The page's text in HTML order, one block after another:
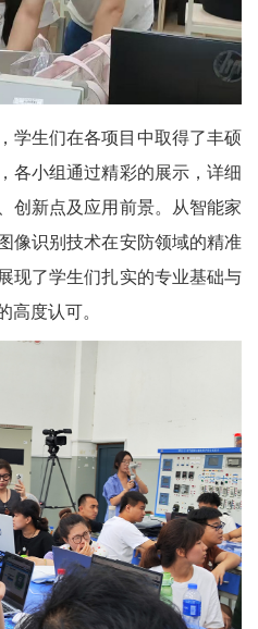
学生们在各项目中取得了丰硕
各小组通过精彩的展示，详细
创新点及应用前景。从智能家
像识别技术在安防领域的精准
现了学生们扎实的专业基础与
高度认可。